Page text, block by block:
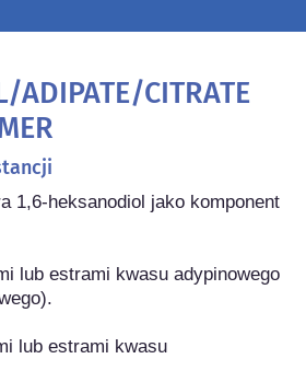
ADIPATE/CITRATE
1,6-heksanodiol jako komponent
lub estrami kwasu adypinowego
lub estrami kwasu